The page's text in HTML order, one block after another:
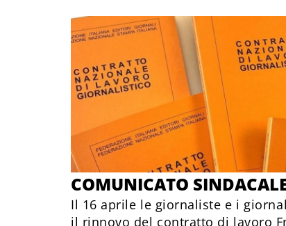
COMUNICATO
Il 16 aprile le giornaliste e i
il rinnovo del contratto di lavoro